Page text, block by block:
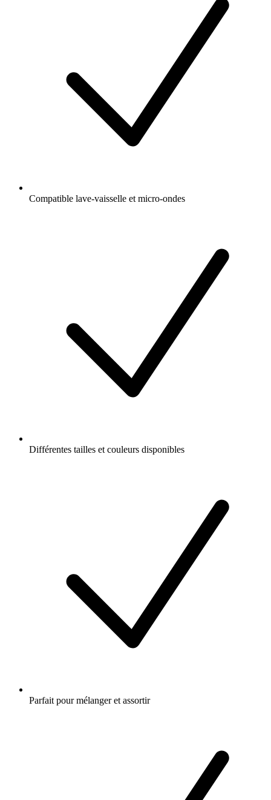
Compatible lave-vaisselle et micro-ondes
Différentes tailles et couleurs disponibles
Parfait pour mélanger et assortir